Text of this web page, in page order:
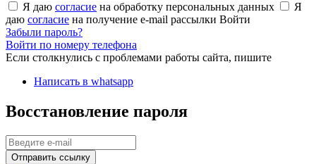
Я даю согласие на обработку персональных данных
Я
даю согласие на получение e-mail рассылки Войти
Забыли пароль?
Войти по номеру телефона
Если столкнулись с проблемами работы сайта, пишите
Написать в whatsapp
Восстановление пароля
Отправить ссылку